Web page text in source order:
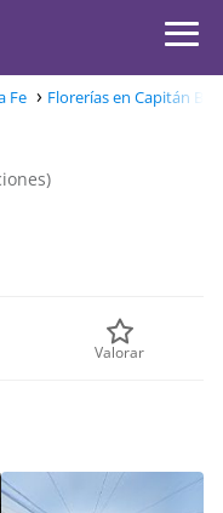
Fe Florerías en Capitán
Valorar